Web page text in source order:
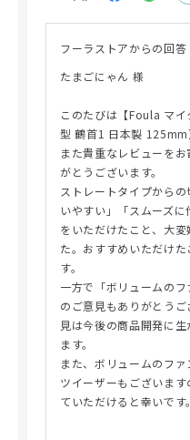
フーラストアからの回答
たまごにゃん 様
このたびは【Foula マイ
型 鶴首1 日本製 125mm
また貴重なレビューを
がとうございます。
ストレートタイプから
いやすい」「スムーズ
をいただけたこと、大
た。おすすめいただけ
す。
一方で「ボリュームの
のご意見もありがとう
見は今後の商品開発に
ます。
また、ボリュームのフ
ツイーザーもございま
ていただけると幸いです。